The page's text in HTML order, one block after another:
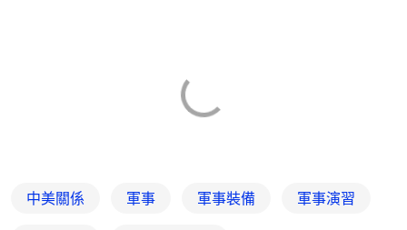
中美關係 軍事 軍事裝備 軍事演習